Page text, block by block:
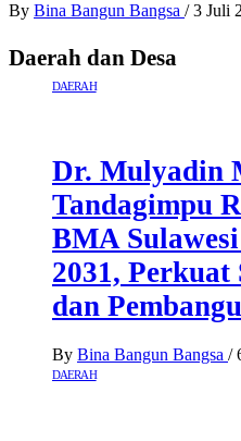
By Bina Bangun Bangsa / 3 Juli
Daerah dan Desa
DAERAH
Dr. Mulyadin
Tandagimpu
BMA
2031,
dan
By Bina Bangun Bangsa /
DAERAH